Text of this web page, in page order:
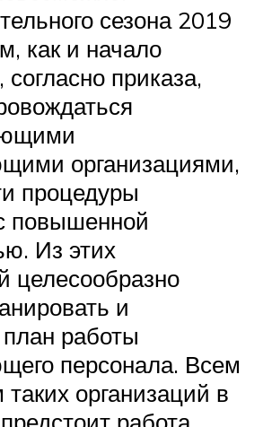
сезона 2019
как и начало
приказа,
организациями,
процедуры
повышенной
Из этих
целесообразно
и
план работы
персонала. Всем
таких организаций в